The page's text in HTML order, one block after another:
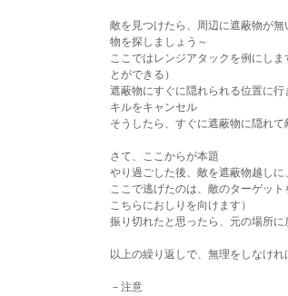
敵を見つけたら、周辺に遮蔽物が
物を探しましょう～
ここではレンジアタックを例にし
とができる）
遮蔽物にすぐに隠れられる位置に
キルをキャンセル
そうしたら、すぐに遮蔽物に隠れ
さて、ここからが本題
やり過ごした後、敵を遮蔽物越しに
ここで逃げたのは、敵のターゲッ
こちらにおしりを向けます）
振り切れたと思ったら、元の場所
以上の繰り返しで、無理をしなけ
－注意